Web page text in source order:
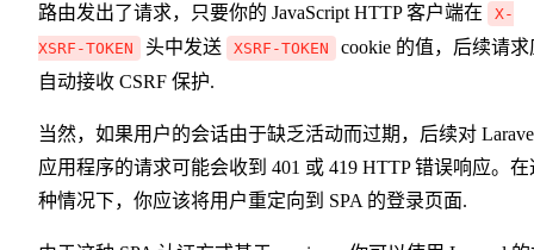
路由发出了请求，只要你的 JavaScript HTTP 客户端在
X-
XSRF-TOKEN
头中发送 XSRF-TOKEN
cookie 的值，后续请求
自动接收 CSRF 保护.
当然，如果用户的会话由于缺乏活动而过期，后续对
应用程序的请求可能会收到 401 或 419 HTTP 错误响应。在
种情况下，你应该将用户重定向到 SPA 的登录页面.